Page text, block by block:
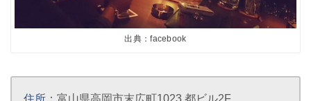
出典：facebook
住所： 富山県高岡市末広町1023 都ビル2F